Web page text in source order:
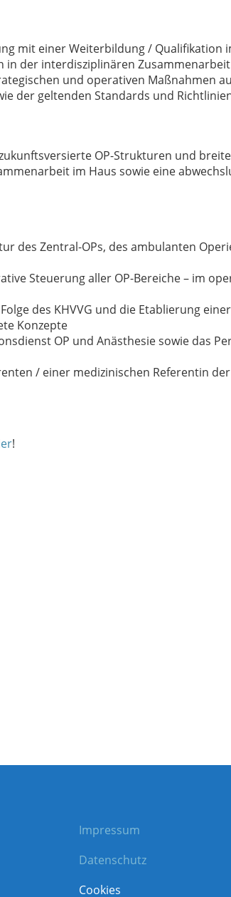
mit einer Weiterbildung / Qualifikation
der interdisziplinären
und operativen Maßnahmen
der geltenden Standards und
OP-Strukturen und
im Haus sowie eine
des Zentral-OPs, des ambulanten
Steuerung aller OP-Bereiche – im
des KHVVG und die Etablierung
Konzepte
OP und Anästhesie sowie das
/ einer medizinischen Referentin
!
Impressum
Datenschutz
Cookies